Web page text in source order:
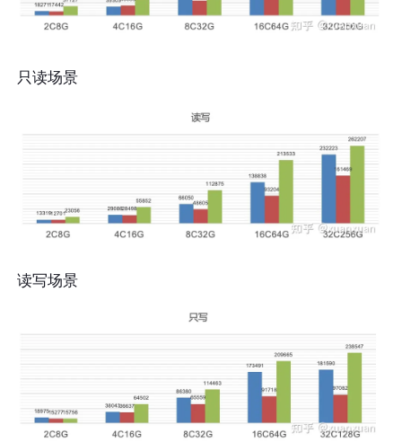
只读场景
读写场景